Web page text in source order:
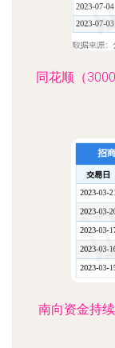
同花顺（
南向资金持